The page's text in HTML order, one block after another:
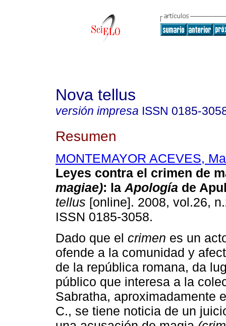
Nova tellus
versión impresa ISSN 0185-
Resumen
MONTEMAYOR ACEVES,
Leyes contra el crimen de
magiae): la Apología de
tellus [online]. 2008, vol.26,
ISSN 0185-3058.
Dado que el crimen es un
ofende a la comunidad y
de la república romana, da
público que interesa a la
Sabratha, aproximadamente
C., se tiene noticia de un